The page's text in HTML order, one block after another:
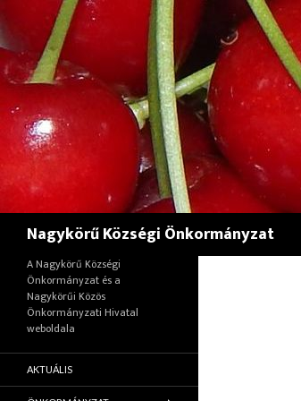
Nagykörű Községi Önkormányzat
A Nagykörű Községi
Önkormányzat és a
Nagykörűi Közös
Önkormányzati Hivatal
weboldala
AKTUÁLIS